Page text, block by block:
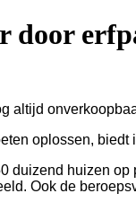
door
altijd
oplossen,
duizend huizen
Ook de